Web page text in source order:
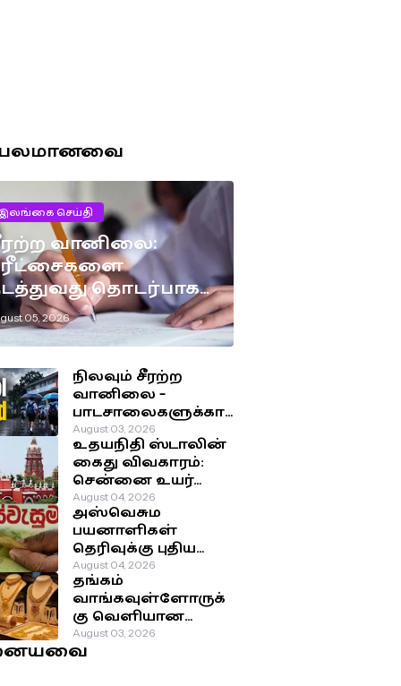
செய்தி
வானிலை:
தொடர்பாக
தீர்மானம்!
05, 2026
நிலவும் சீரற்ற
வானிலை –
பாடசாலைகளுக்கா
ன விடுமுறை
தொடர்பில்
வௌியான தகவல்!
August 03, 2026
உதயநிதி ஸ்டாலின்
கைது விவகாரம்:
சென்னை உயர்
நீதிமன்றம்
பிறப்பித்த அதிரடி
உத்தரவு!
August 04, 2026
அஸ்வெசும
பயனாளிகள்
தெரிவுக்கு புதிய
முறை: சமூக-
பொருளாதார
நிலைக்கு
முன்னுரிமை!
August 04, 2026
தங்கம்
வாங்கவுள்ளோருக்
கு வெளியான
மகிழ்ச்சி தகவல்!
August 03, 2026